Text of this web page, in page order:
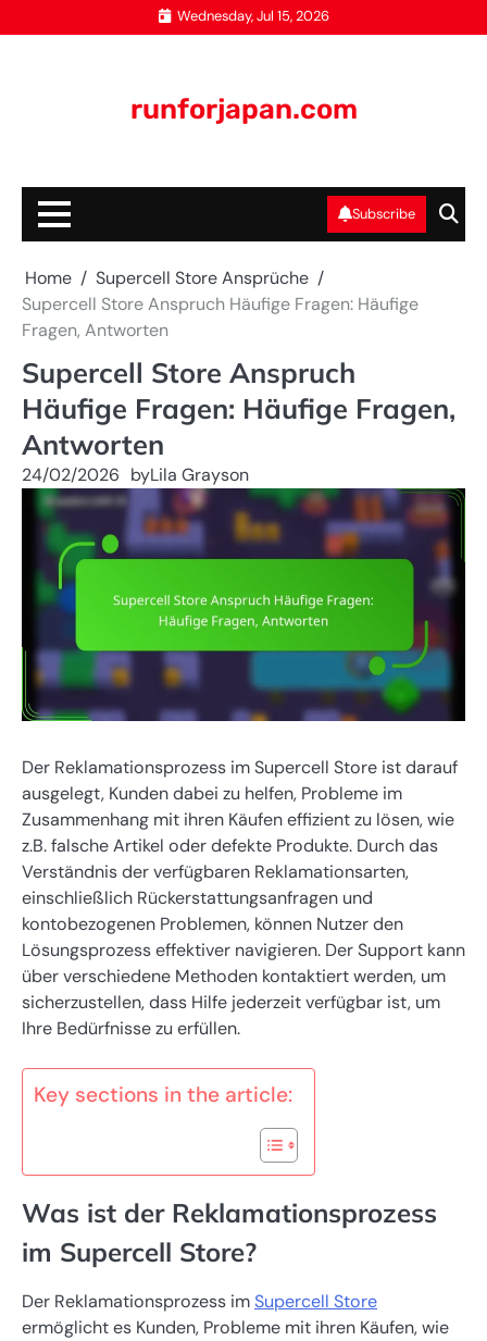
to
Wednesday, Jul 15, 2026
runforjapan.com
Subscribe
Home
Supercell Store Ansprüche
Supercell Store Anspruch Häufige Fragen: Häufige
Fragen, Antworten
Supercell Store Anspruch
Häufige Fragen: Häufige Fragen,
Antworten
24/02/2026 byLila Grayson
Der Reklamationsprozess im Supercell Store ist darauf
ausgelegt, Kunden dabei zu helfen, Probleme im
Zusammenhang mit ihren Käufen effizient zu lösen, wie
z.B. falsche Artikel oder defekte Produkte. Durch das
Verständnis der verfügbaren Reklamationsarten,
einschließlich Rückerstattungsanfragen und
kontobezogenen Problemen, können Nutzer den
Lösungsprozess effektiver navigieren. Der Support kann
über verschiedene Methoden kontaktiert werden, um
sicherzustellen, dass Hilfe jederzeit verfügbar ist, um
Ihre Bedürfnisse zu erfüllen.
Key sections in the article:
Was ist der Reklamationsprozess
im Supercell Store?
Der Reklamationsprozess imSupercell Store
ermöglicht es Kunden, Probleme mit ihren Käufen, wie